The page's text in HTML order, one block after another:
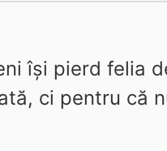
îşi pierd felia
ci pentru că